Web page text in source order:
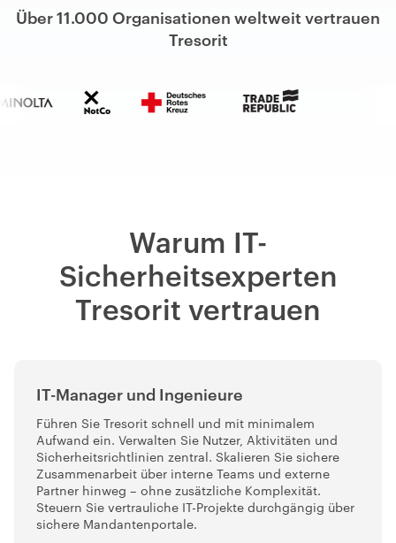
Über 11.000 Organisationen weltweit vertrauen
Tresorit
Warum IT-
Sicherheitsexperten
Tresorit vertrauen
IT-Manager und Ingenieure
Führen Sie Tresorit schnell und mit minimalem
Aufwand ein. Verwalten Sie Nutzer, Aktivitäten und
Sicherheitsrichtlinien zentral. Skalieren Sie sichere
Zusammenarbeit über interne Teams und externe
Partner hinweg – ohne zusätzliche Komplexität.
Steuern Sie vertrauliche IT-Projekte durchgängig über
sichere Mandantenportale.